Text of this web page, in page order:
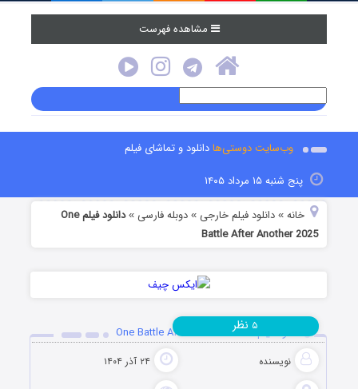
مشاهده فهرست
وب‌سایت دوستی‌هادانلود و تماشای فیلم
پنج شنبه ۱۵ مرداد ۱۴۰۵
خانه »دانلود فیلم خارجی »دوبله فارسی »
دانلود فیلم One
Battle After Another 2025
دانلود فیلم One Battle After Another 2025
نویسنده ۲۴ آذر ۱۴۰۴
۵ نظر